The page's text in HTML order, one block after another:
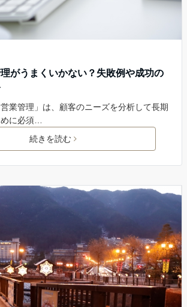
がうまくいかない？失敗例や成功の
業管理」は、顧客のニーズを分析して長期
に必須…
続きを読む